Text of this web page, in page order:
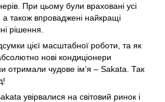
При цьому були враховані усі
також впроваджені найкращі
рішення.
цієї масштабної роботи, та як
нові кондиціонери
отримали чудове ім’я – Sakata. Так
увірвалися на світовий ринок і